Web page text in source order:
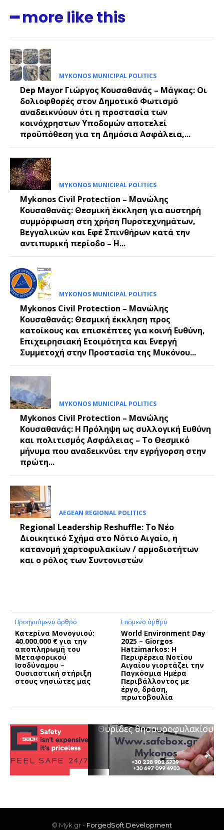
━ more like this
MYKONOS MUNICIPAL POLITICS
Dep Mayor Γιώργος Κουσαθανάς – Μάγκας: Οι
δολιοφθορές στον Δημοτικό Φωτισμό
αναδεικνύουν ότι η προστασία των
κοινόχρηστων Υποδομών αποτελεί
προϋπόθεση για τη Δημόσια Ασφάλεια,...
MYKONOS MUNICIPAL POLITICS
Mykonos Civil Protection – Μανώλης
Κουσαθανάς: Θεσμική έκκληση για αυστηρή
συμμόρφωση στη χρήση Πυροτεχνημάτων,
Βεγγαλικών και Εφέ Σπινθήρων κατά την
αντιπυρική περίοδο – Η...
MYKONOS MUNICIPAL POLITICS
Mykonos Civil Protection – Μανώλης
Κουσαθανάς: Θεσμική έκκληση προς
κατοίκους και επισκέπτες για κοινή Ευθύνη,
Επιχειρησιακή Ετοιμότητα και Ενεργή
Συμμετοχή στην Προστασία της Μυκόνου...
MYKONOS MUNICIPAL POLITICS
Mykonos Civil Protection – Μανώλης
Κουσαθανάς: Η Πρόληψη ως συλλογική Ευθύνη
και πολιτισμός Ασφάλειας – Το Θεσμικό
μήνυμα που αναδεικνύει την εγρήγορση στην
πρώτη...
AEGEAN REGIONAL POLITICS
Regional Leadership Reshuffle: Το Νέο
Διοικητικό Σχήμα στο Νότιο Αιγαίο, η
κατανομή χαρτοφυλακίων / αρμοδιοτήτων
και ο ρόλος των Συντονιστών
Προηγούμενο άρθρο
Κατερίνα Μονογυιού:
40.000.000 € για την
αποπληρωμή του
Μεταφορικού
Ισοδύναμου –
Ουσιαστική στήριξη
στους νησιώτες μας
Επόμενο άρθρο
World Environment Day
2025 – Giorgos
Hatzimarkos: Η
Περιφέρεια Νοτίου
Αιγαίου γιορτάζει την
Παγκόσμια Ημέρα
Περιβάλλοντος με
έργο, δράση,
πρωτοβουλία
© Myk.gr - ForgedSoft Development